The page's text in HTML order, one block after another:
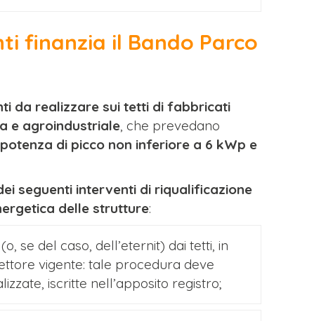
finanzia il Bando Parco
da realizzare sui tetti di fabbricati
e agroindustriale, che prevedano
di picco non inferiore a 6 kWp e
seguenti interventi di riqualificazione
delle strutture:
(o, se del caso, dell’eternit) dai tetti, in
vigente: tale procedura deve
iscritte nell’apposito registro;